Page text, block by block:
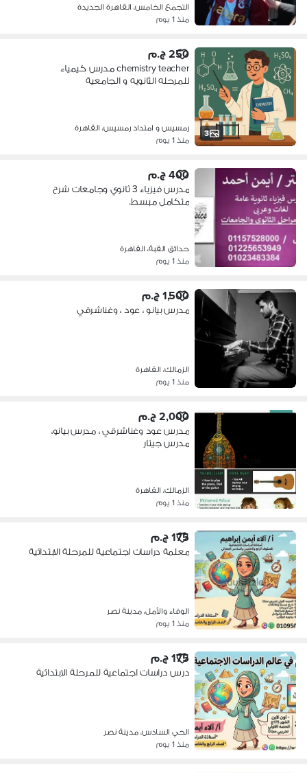
التجمع الخامس، القاهرة الجديدة
منذ 1 يوم
3
250 ج.م
chemistry teacher مدرس كيمياء
للمرحله الثانويه و الجامعية
رمسيس و امتداد رمسيس، القاهرة
منذ 1 يوم
400 ج.م
مدرس فيزياء 3 ثانوي وجامعات شرح
متكامل مبسط.
حدائق القبة، القاهرة
منذ 1 يوم
1,500 ج.م
مدرس بيانو ، عود ، وغناشرقي
الزمالك، القاهرة
منذ 1 يوم
2,000 ج.م
مدرس عود وغناشرقي ، مدرس بيانو،
مدرس جيتار
الزمالك، القاهرة
منذ 1 يوم
175 ج.م
معلمة دراسات اجتماعية للمرحلة الابتدائية
الوفاء والأمل، مدينة نصر
منذ 1 يوم
175 ج.م
درس دراسات اجتماعية للمرحلة الابتدائية
الحي السادس، مدينة نصر
منذ 1 يوم